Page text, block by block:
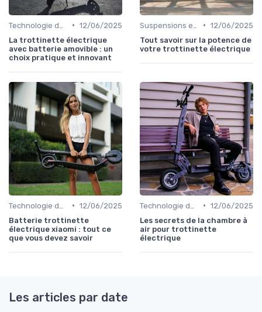
• 12/06/2025
La trottinette électrique
avec batterie amovible : un
choix pratique et innovant
• 12/06/2025
Tout savoir sur la potence de
votre trottinette électrique
• 12/06/2025
Batterie trottinette
électrique xiaomi : tout ce
que vous devez savoir
• 12/06/2025
Les secrets de la chambre à
air pour trottinette
électrique
Les articles par date